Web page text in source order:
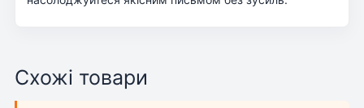
Схожі товари